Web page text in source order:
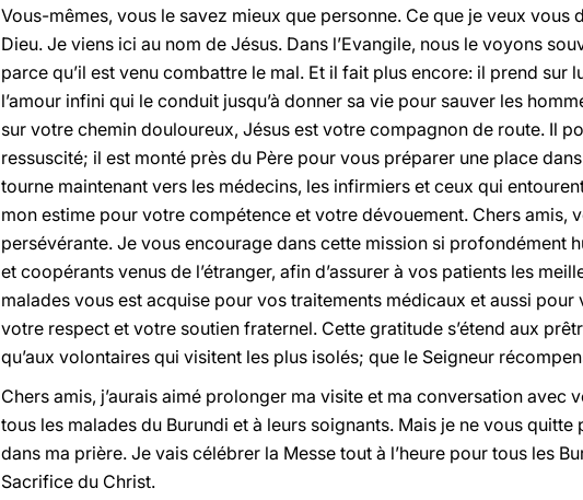
Vous-mêmes, vous le savez mieux que personne. Ce que je veux vous
Dieu. Je viens ici au nom de Jésus. Dans l’Evangile, nous le voyons
parce qu’il est venu combattre le mal. Et il fait plus encore: il prend sur
l’amour infini qui le conduit jusqu’à donner sa vie pour sauver les
sur votre chemin douloureux, Jésus est votre compagnon de route. Il
ressuscité; il est monté près du Père pour vous préparer une place
tourne maintenant vers les médecins, les infirmiers et ceux qui
mon estime pour votre compétence et votre dévouement. Chers amis,
persévérante. Je vous encourage dans cette mission si profondément
et coopérants venus de l’étranger, afin d’assurer à vos patients les
malades vous est acquise pour vos traitements médicaux et aussi pour
votre respect et votre soutien fraternel. Cette gratitude s’étend aux
qu’aux volontaires qui visitent les plus isolés; que le Seigneur
Chers amis, j’aurais aimé prolonger ma visite et ma conversation avec
tous les malades du Burundi et à leurs soignants. Mais je ne vous
dans ma prière. Je vais célébrer la Messe tout à l’heure pour tous les
Sacrifice du Christ.